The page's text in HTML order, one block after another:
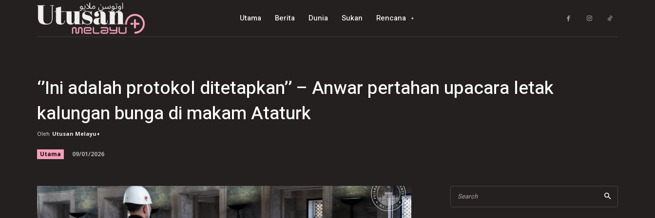
Utama Berita Dunia Sukan Rencana
‘’Ini adalah protokol ditetapkan’’ – Anwar pertahan upacara letak
kalungan bunga di makam Ataturk
Oleh Utusan Melayu+
Utama 09/01/2026
Search